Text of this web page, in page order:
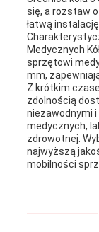
się, a rozstaw
łatwą
Medycznych
sprzętowi
mm,
Z krótkim
zdolnością
niezawodnymi
medycznych,
zdrowotnej.
najwyższą
mobilności